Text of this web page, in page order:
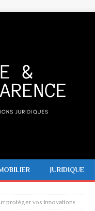
JURIDIQUE
protéger vos innovations